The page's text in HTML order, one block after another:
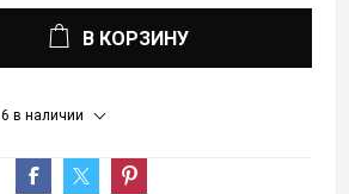
В КОРЗИНУ
6 в наличии